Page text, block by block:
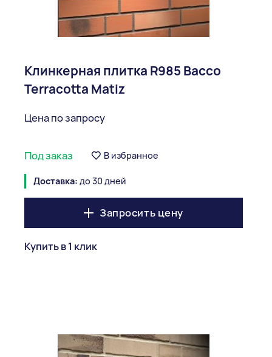
Клинкерная плитка R985 Bacco
Terracotta Matiz
Цена по запросу
Под заказ В избранное
Доставка: до 30 дней
Запросить цену
Купить в 1 клик